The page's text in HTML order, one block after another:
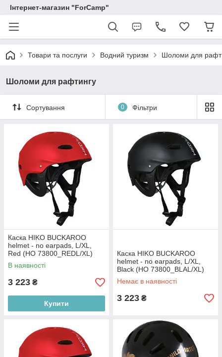
Інтернет-магазин "ForCamp"
Товари та послуги Водний туризм Шоломи для
Шоломи для рафтингу
Сортування 0 Фільтри
Каска HIKO BUCKAROO
helmet - no earpads, L/XL,
Red (HO 73800_REDL/XL)
В наявності
3 223 ₴
Купити
Каска HIKO BUCKAROO
helmet - no earpads, L/XL,
Black (HO 73800_BLAL/XL)
Немає в наявності
3 223 ₴